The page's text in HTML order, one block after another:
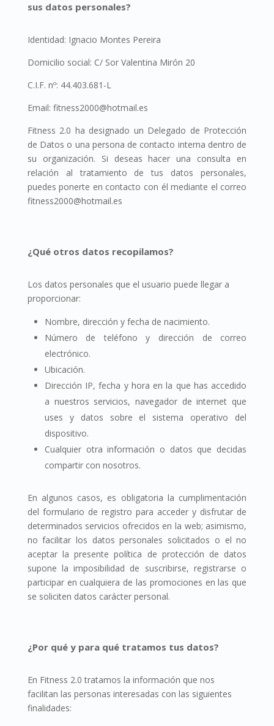
sus datos personales?
Identidad: Ignacio Montes Pereira
Domicilio social: C/ Sor Valentina Mirón 20
C.I.F. nº: 44.403.681-L
Email: fitness2000@hotmail.es
Fitness 2.0 ha designado un Delegado de Protección
de Datos o una persona de contacto interna dentro de
su organización. Si deseas hacer una consulta en
relación al tratamiento de tus datos personales,
puedes ponerte en contacto con él mediante el correo
fitness2000@hotmail.es
¿Qué otros datos recopilamos?
Los datos personales que el usuario puede llegar a
proporcionar:
Nombre, dirección y fecha de nacimiento.
Número de teléfono y dirección de correo
electrónico.
Ubicación.
Dirección IP, fecha y hora en la que has accedido
a nuestros servicios, navegador de internet que
uses y datos sobre el sistema operativo del
dispositivo.
Cualquier otra información o datos que decidas
compartir con nosotros.
En algunos casos, es obligatoria la cumplimentación
del formulario de registro para acceder y disfrutar de
determinados servicios ofrecidos en la web; asimismo,
no facilitar los datos personales solicitados o el no
aceptar la presente política de protección de datos
supone la imposibilidad de suscribirse, registrarse o
participar en cualquiera de las promociones en las que
se soliciten datos carácter personal.
¿Por qué y para qué tratamos tus datos?
En Fitness 2.0 tratamos la información que nos
facilitan las personas interesadas con las siguientes
finalidades: